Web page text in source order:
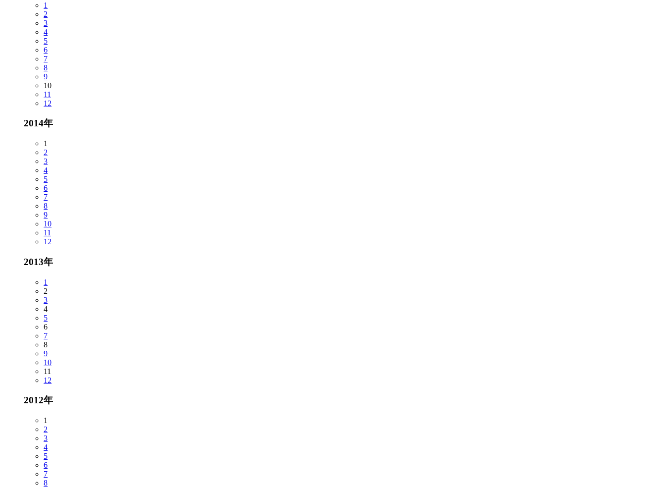
1
2
3
4
5
6
7
8
9
10
11
12
2014年
1
2
3
4
5
6
7
8
9
10
11
12
2013年
1
2
3
4
5
6
7
8
9
10
11
12
2012年
1
2
3
4
5
6
7
8